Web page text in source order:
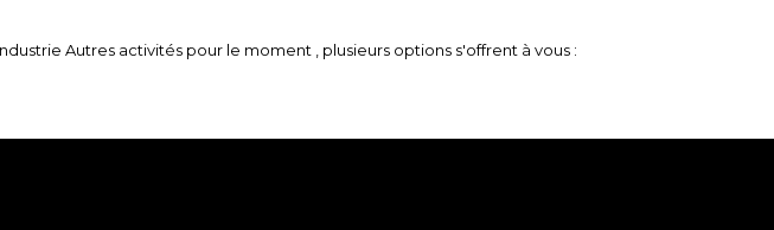
Autres activités pour le moment , plusieurs options s'offrent à vous :